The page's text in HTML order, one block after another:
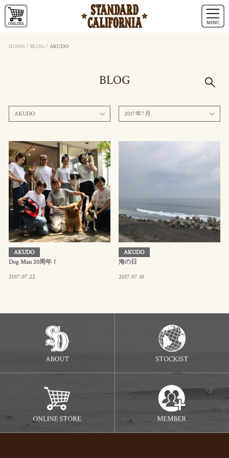
HOME/ BLOG / AKUDO
BLOG
AKUDO 2017年7月
AKUDO
Dog Man 20周年！
2017.07.22
AKUDO
海の日
2017.07.18